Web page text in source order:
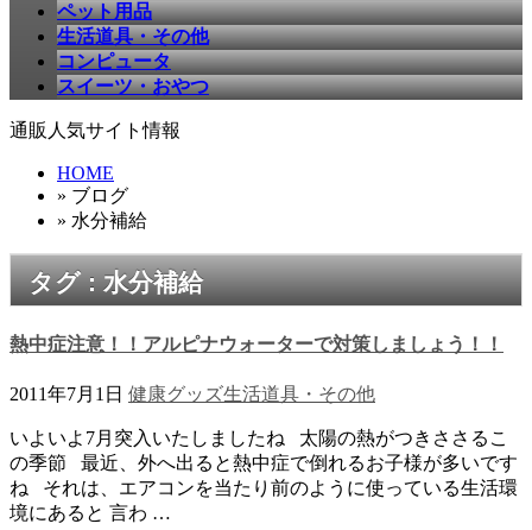
ペット用品
生活道具・その他
コンピュータ
スイーツ・おやつ
通販人気サイト情報
HOME
» ブログ
» 水分補給
タグ : 水分補給
熱中症注意！！アルピナウォーターで対策しましょう！！
2011年7月1日 健康グッズ生活道具・その他
いよいよ7月突入いたしましたね 太陽の熱がつきささるこ
の季節 最近、外へ出ると熱中症で倒れるお子様が多いです
ね それは、エアコンを当たり前のように使っている生活環
境にあると 言わ …